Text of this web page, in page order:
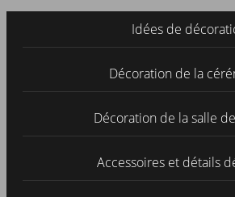
Idées de
Décoration de la
Décoration de la salle
Accessoires et détails